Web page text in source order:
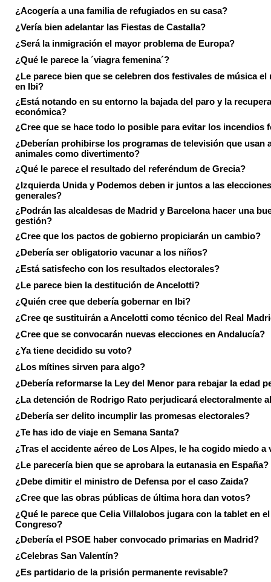
¿Acogería a una familia de refugiados en su casa?
¿Vería bien adelantar las Fiestas de Castalla?
¿Será la inmigración el mayor problema de Europa?
¿Qué le parece la ´viagra femenina´?
¿Le parece bien que se celebren dos festivales de música el
en Ibi?
¿Está notando en su entorno la bajada del paro y la
económica?
¿Cree que se hace todo lo posible para evitar los incendios
¿Deberían prohibirse los programas de televisión que usan
animales como divertimento?
¿Qué le parece el resultado del referéndum de Grecia?
¿Izquierda Unida y Podemos deben ir juntos a las elecciones
generales?
¿Podrán las alcaldesas de Madrid y Barcelona hacer una
gestión?
¿Cree que los pactos de gobierno propiciarán un cambio?
¿Debería ser obligatorio vacunar a los niños?
¿Está satisfecho con los resultados electorales?
¿Le parece bien la destitución de Ancelotti?
¿Quién cree que debería gobernar en Ibi?
¿Cree qe sustituirán a Ancelotti como técnico del Real
¿Cree que se convocarán nuevas elecciones en Andalucía?
¿Ya tiene decidido su voto?
¿Los mítines sirven para algo?
¿Debería reformarse la Ley del Menor para rebajar la edad
¿La detención de Rodrigo Rato perjudicará electoralmente
¿Debería ser delito incumplir las promesas electorales?
¿Te has ido de viaje en Semana Santa?
¿Tras el accidente aéreo de Los Alpes, le ha cogido miedo a
¿Le parecería bien que se aprobara la eutanasia en España?
¿Debe dimitir el ministro de Defensa por el caso Zaida?
¿Cree que las obras públicas de última hora dan votos?
¿Qué le parece que Celia Villalobos jugara con la tablet en el
Congreso?
¿Debería el PSOE haber convocado primarias en Madrid?
¿Celebras San Valentín?
¿Es partidario de la prisión permanente revisable?